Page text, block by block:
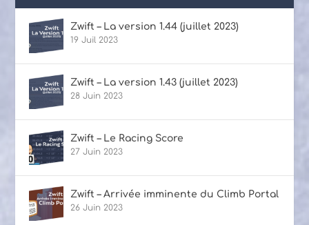
Zwift – La version 1.44 (juillet 2023)
19 Juil 2023
Zwift – La version 1.43 (juillet 2023)
28 Juin 2023
Zwift – Le Racing Score
27 Juin 2023
Zwift – Arrivée imminente du Climb Portal
26 Juin 2023